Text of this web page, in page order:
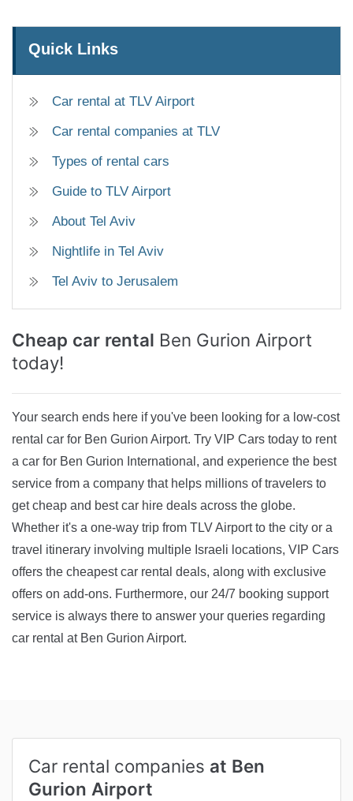
Quick Links
Car rental at TLV Airport
Car rental companies at TLV
Types of rental cars
Guide to TLV Airport
About Tel Aviv
Nightlife in Tel Aviv
Tel Aviv to Jerusalem
Cheap car rental Ben Gurion Airport
today!
Your search ends here if you've been looking for a low-cost
rental car for Ben Gurion Airport. Try VIP Cars today to rent
a car for Ben Gurion International, and experience the best
service from a company that helps millions of travelers to
get cheap and best car hire deals across the globe.
Whether it's a one-way trip from TLV Airport to the city or a
travel itinerary involving multiple Israeli locations, VIP Cars
offers the cheapest car rental deals, along with exclusive
offers on add-ons. Furthermore, our 24/7 booking support
service is always there to answer your queries regarding
car rental at Ben Gurion Airport.
Car rental companies at Ben
Gurion Airport